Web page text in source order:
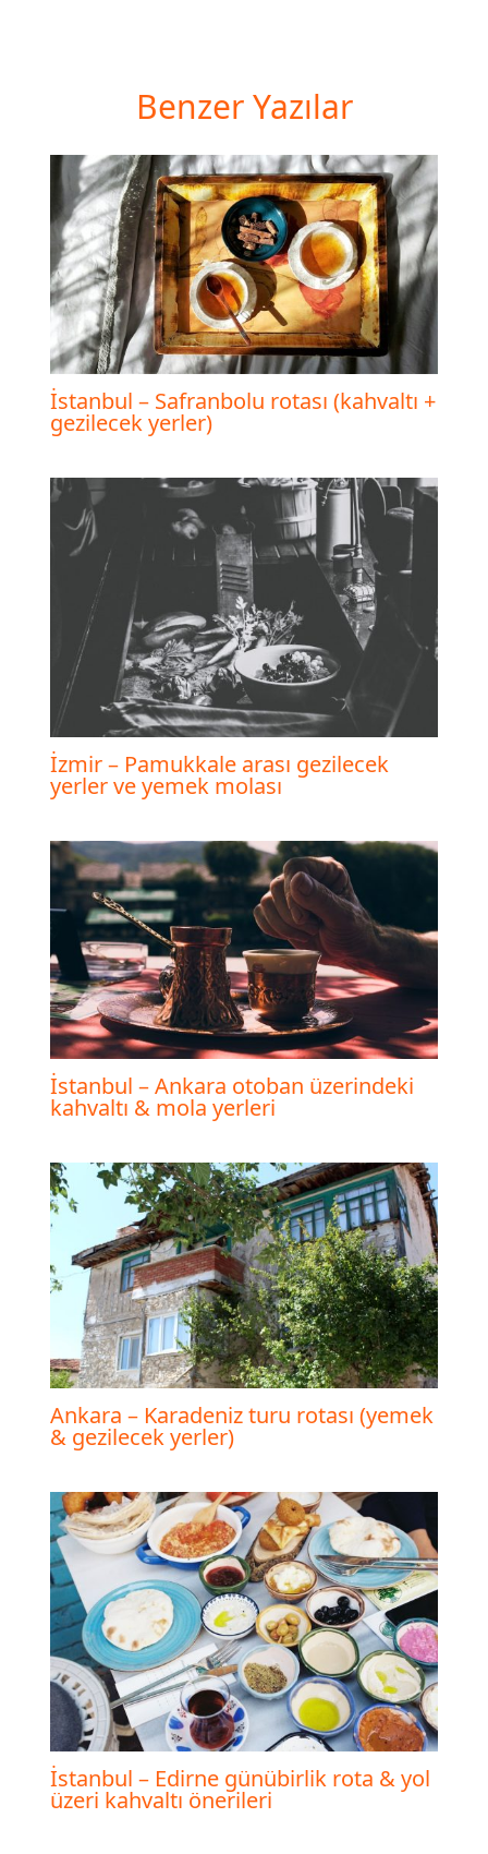
Benzer Yazılar
İstanbul – Safranbolu rotası (kahvaltı +
gezilecek yerler)
İzmir – Pamukkale arası gezilecek
yerler ve yemek molası
İstanbul – Ankara otoban üzerindeki
kahvaltı & mola yerleri
Ankara – Karadeniz turu rotası (yemek
& gezilecek yerler)
İstanbul – Edirne günübirlik rota & yol
üzeri kahvaltı önerileri